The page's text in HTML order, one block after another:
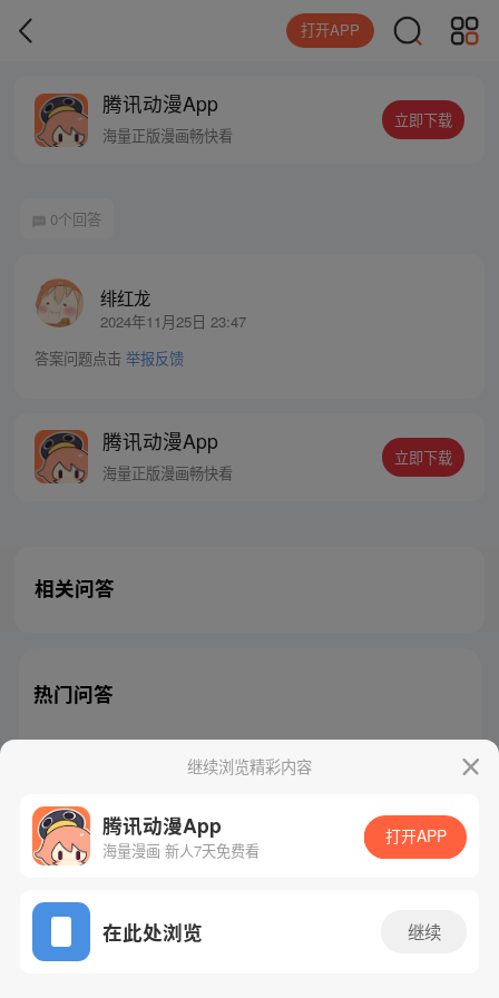
打开APP
腾讯动漫App
海量正版漫画畅快看
立即下载
0个回答
绯红龙
2024年11月25日 23:47
答案问题点击 举报反馈
腾讯动漫App
海量正版漫画畅快看
立即下载
相关问答
热门问答
继续浏览精彩内容
腾讯动漫App
海量漫画 新人7天免费看
打开APP
在此处浏览 继续
腾讯漫画 起点读书 QQ阅读
网站备案/许可证号：粤B2-20090059-5